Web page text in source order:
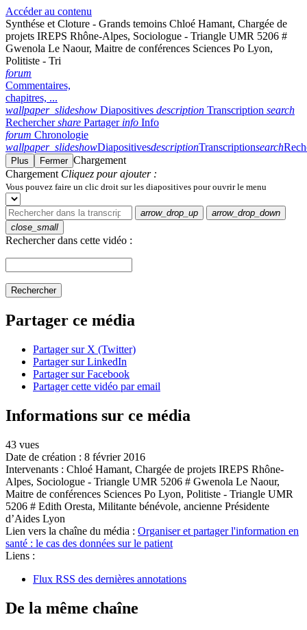
Accéder au contenu
Synthése et Cloture - Grands temoins Chloé Hamant, Chargée de
projets IREPS Rhône-Alpes, Sociologue - Triangle UMR 5206 #
Gwenola Le Naour, Maitre de conférences Sciences Po Lyon,
Politiste - Tri
forum
Commentaires,
chapitres, ...
wallpaper_slideshow Diapositives description Transcription search
Rechercher share Partager info Info
forum Chronologie
wallpaper_slideshowDiapositivesdescriptionTranscriptionsearch
Plus Fermer Chargement
Chargement Cliquez pour ajouter :
Vous pouvez faire un clic droit sur les diapositives pour ouvrir le menu
arrow_drop_up
arrow_drop_down
close_small
Rechercher dans cette vidéo :
Rechercher
Partager ce média
Partager sur X (Twitter)
Partager sur LinkedIn
Partager sur Facebook
Partager cette vidéo par email
Informations sur ce média
43 vues
Date de création : 8 février 2016
Intervenants : Chloé Hamant, Chargée de projets IREPS Rhône-
Alpes, Sociologue - Triangle UMR 5206 # Gwenola Le Naour,
Maitre de conférences Sciences Po Lyon, Politiste - Triangle UMR
5206 # Edith Oresta, Militante bénévole, ancienne Présidente
d’Aides Lyon
Lien vers la chaîne du média : Organiser et partager l'information en
santé : le cas des données sur le patient
Liens :
Flux RSS des dernières annotations
De la même chaîne